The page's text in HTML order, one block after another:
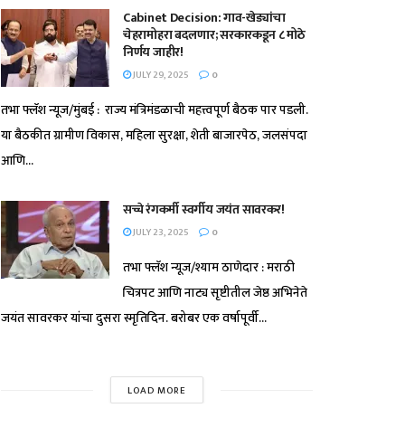
Cabinet Decision: गाव-खेड्यांचा
चेहरामोहरा बदलणार; सरकारकडून ८ मोठे
निर्णय जाहीर!
JULY 29, 2025 0
तभा फ्लॅश न्यूज/मुंबई : राज्य मंत्रिमंडळाची महत्त्वपूर्ण बैठक पार पडली.
या बैठकीत ग्रामीण विकास, महिला सुरक्षा, शेती बाजारपेठ, जलसंपदा
आणि...
सच्चे रंगकर्मी स्वर्गीय जयंत सावरकर!
JULY 23, 2025 0
तभा फ्लॅश न्यूज/श्याम ठाणेदार : मराठी
चित्रपट आणि नाट्य सृष्टीतील जेष्ठ अभिनेते
जयंत सावरकर यांचा दुसरा स्मृतिदिन. बरोबर एक वर्षापूर्वी...
LOAD MORE